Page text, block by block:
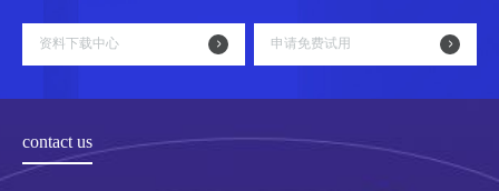
资料下载中心 申请免费试用
contact us